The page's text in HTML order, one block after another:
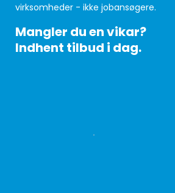
virksomheder - ikke jobansøgere.
Mangler du en vikar?
Indhent tilbud i dag.